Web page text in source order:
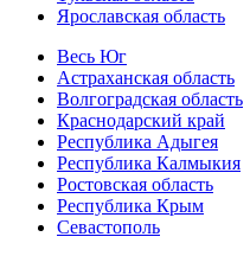
Ярославская область
Весь Юг
Астраханская область
Волгоградская область
Краснодарский край
Республика Адыгея
Республика Калмыкия
Ростовская область
Республика Крым
Севастополь